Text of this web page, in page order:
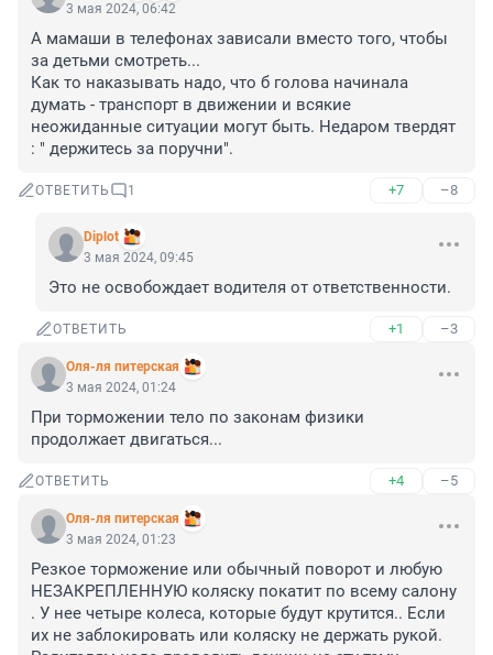
3 мая 2024, 06:42
А мамаши в телефонах зависали вместо того, чтобы
за детьми смотреть...
Как то наказывать надо, что б голова начинала
думать - транспорт в движении и всякие
неожиданные ситуации могут быть. Недаром твердят
: " держитесь за поручни".
ОТВЕТИТЬ 1 +7 –8
Diplot
3 мая 2024, 09:45
Это не освобождает водителя от ответственности.
ОТВЕТИТЬ +1 –3
Оля-ля питерская
3 мая 2024, 01:24
При торможении тело по законам физики
продолжает двигаться...
ОТВЕТИТЬ +4 –5
Оля-ля питерская
3 мая 2024, 01:23
Резкое торможение или обычный поворот и любую
НЕЗАКРЕПЛЕННУЮ коляску покатит по всему салону
. У нее четыре колеса, которые будут крутится.. Если
их не заблокировать или коляску не держать рукой.